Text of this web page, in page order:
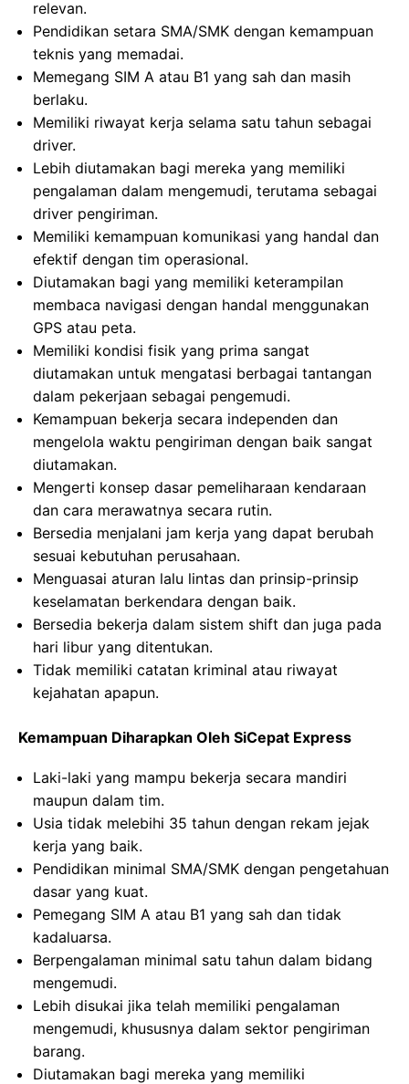
relevan.
Pendidikan setara SMA/SMK dengan kemampuan
teknis yang memadai.
Memegang SIM A atau B1 yang sah dan masih
berlaku.
Memiliki riwayat kerja selama satu tahun sebagai
driver.
Lebih diutamakan bagi mereka yang memiliki
pengalaman dalam mengemudi, terutama sebagai
driver pengiriman.
Memiliki kemampuan komunikasi yang handal dan
efektif dengan tim operasional.
Diutamakan bagi yang memiliki keterampilan
membaca navigasi dengan handal menggunakan
GPS atau peta.
Memiliki kondisi fisik yang prima sangat
diutamakan untuk mengatasi berbagai tantangan
dalam pekerjaan sebagai pengemudi.
Kemampuan bekerja secara independen dan
mengelola waktu pengiriman dengan baik sangat
diutamakan.
Mengerti konsep dasar pemeliharaan kendaraan
dan cara merawatnya secara rutin.
Bersedia menjalani jam kerja yang dapat berubah
sesuai kebutuhan perusahaan.
Menguasai aturan lalu lintas dan prinsip-prinsip
keselamatan berkendara dengan baik.
Bersedia bekerja dalam sistem shift dan juga pada
hari libur yang ditentukan.
Tidak memiliki catatan kriminal atau riwayat
kejahatan apapun.
Kemampuan Diharapkan Oleh SiCepat Express
Laki-laki yang mampu bekerja secara mandiri
maupun dalam tim.
Usia tidak melebihi 35 tahun dengan rekam jejak
kerja yang baik.
Pendidikan minimal SMA/SMK dengan pengetahuan
dasar yang kuat.
Pemegang SIM A atau B1 yang sah dan tidak
kadaluarsa.
Berpengalaman minimal satu tahun dalam bidang
mengemudi.
Lebih disukai jika telah memiliki pengalaman
mengemudi, khususnya dalam sektor pengiriman
barang.
Diutamakan bagi mereka yang memiliki